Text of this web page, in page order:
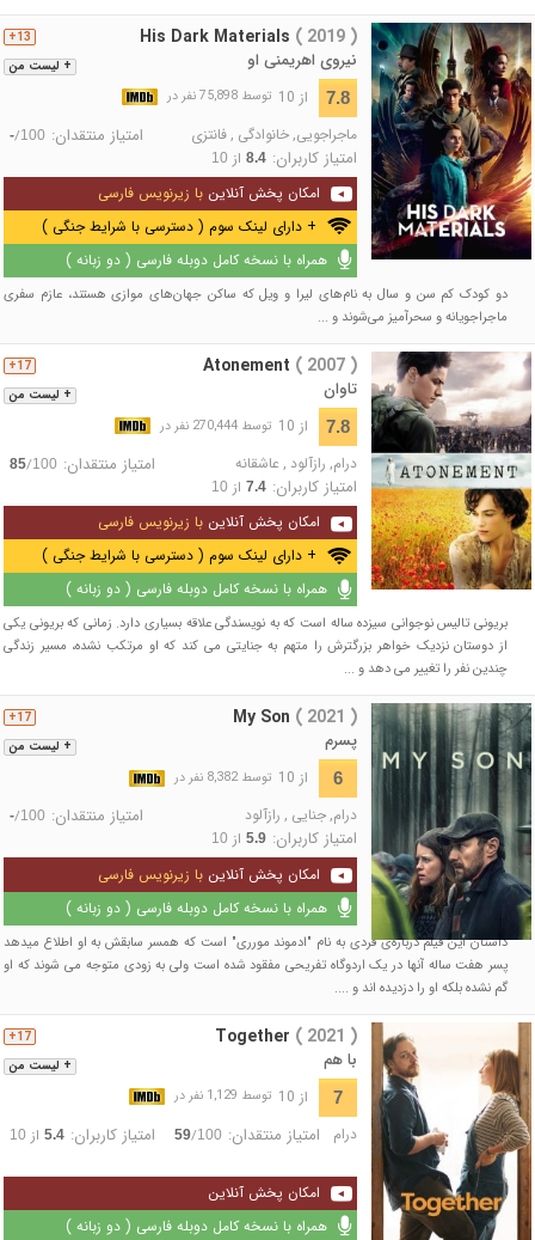
+ لیست من
13+ His Dark Materials ( 2019 )
نیروی اهریمنی او
7.8 از 10 توسط 75,898 نفر در
ماجراجویی, خانوادگی , فانتزی امتیاز منتقدان: -/100
امتیاز کاربران: 8.4از 10
امکان پخش آنلاین با زیرنویس فارسی
+ دارای لینک سوم ( دسترسی با شرایط جنگی )
همراه با نسخه کامل دوبله فارسی ( دو زبانه )
دو کودک کم سن و سال به نام‌های لیرا و ویل که ساکن جهان‌های موازی هستند، عازم سفری
ماجراجویانه و سحرآمیز می‌شوند و ...
+ لیست من
17+ Atonement ( 2007 )
تاوان
7.8 از 10 توسط 270,444 نفر در
درام, رازآلود ,عاشقانه امتیاز منتقدان: 85/100
امتیاز کاربران: 7.4از 10
امکان پخش آنلاین با زیرنویس فارسی
+ دارای لینک سوم ( دسترسی با شرایط جنگی )
همراه با نسخه کامل دوبله فارسی ( دو زبانه )
بریونی تالیس نوجوانی سیزده ساله است که به نویسندگی علاقه بسیاری دارد. زمانی که بریونی یکی
از دوستان نزدیک خواهر بزرگترش را متهم به جنایتی می کند که او مرتکب نشده، مسیر زندگی
چندین نفر را تغییر می دهد و ...
+ لیست من
17+ My Son ( 2021 )
پسرم
6 از 10 توسط 8,382 نفر در
درام,جنایی , رازآلود امتیاز منتقدان: -/100
امتیاز کاربران: 5.9از 10
امکان پخش آنلاین با زیرنویس فارسی
همراه با نسخه کامل دوبله فارسی ( دو زبانه )
داستان این فیلم درباره‌ی فردی به نام "ادموند مورری" است که همسر سابقش به او اطلاع میدهد
پسر هفت ساله آنها در یک اردوگاه تفریحی مفقود شده است ولی به زودی متوجه می شوند که او
گم نشده بلکه او را دزدیده اند و ....
+ لیست من
17+ Together ( 2021 )
با هم
7 از 10 توسط 1,129 نفر در
درام امتیاز منتقدان: 59/100 امتیاز کاربران: 5.4از 10
امکان پخش آنلاین
همراه با نسخه کامل دوبله فارسی ( دو زبانه )